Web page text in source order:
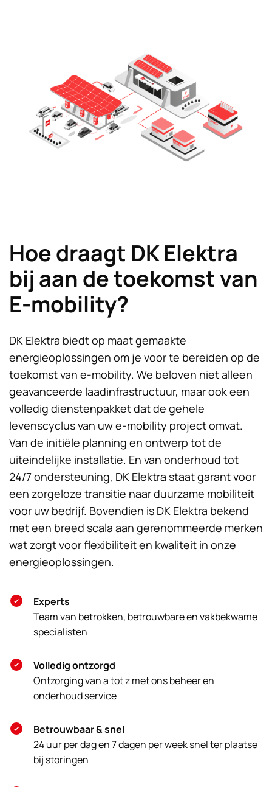
Hoe draagt DK Elektra
bij aan de toekomst van
E-mobility?
DK Elektra biedt op maat gemaakte
energieoplossingen om je voor te bereiden op de
toekomst van e-mobility. We beloven niet alleen
geavanceerde laadinfrastructuur, maar ook een
volledig dienstenpakket dat de gehele
levenscyclus van uw e-mobility project omvat.
Van de initiële planning en ontwerp tot de
uiteindelijke installatie. En van onderhoud tot
24/7 ondersteuning, DK Elektra staat garant voor
een zorgeloze transitie naar duurzame mobiliteit
voor uw bedrijf. Bovendien is DK Elektra bekend
met een breed scala aan gerenommeerde merken
wat zorgt voor flexibiliteit en kwaliteit in onze
energieoplossingen.
Experts
Team van betrokken, betrouwbare en vakbekwame
specialisten
Volledig ontzorgd
Ontzorging van a tot z met ons beheer en
onderhoud service
Betrouwbaar & snel
24 uur per dag en 7 dagen per week snel ter plaatse
bij storingen